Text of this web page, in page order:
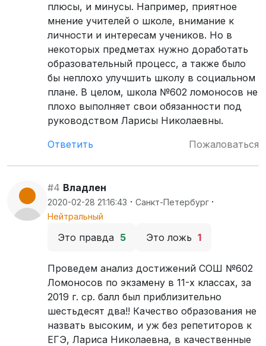
плюсы, и минусы. Например, приятное
мнение учителей о школе, внимание к
личности и интересам учеников. Но в
некоторых предметах нужно доработать
образовательный процесс, а также было
бы неплохо улучшить школу в социальном
плане. В целом, школа №602 ломоносов не
плохо выполняет свои обязанности под
руководством Ларисы Николаевны.
Ответить
Пожаловаться
#4 Владлен
2020-02-28 21:16:43 · Санкт-Петербург ·
Нейтральный
Это правда 5 Это ложь 1
Проведем анализ достижений СОШ №602
Ломоносов по экзамену в 11-х классах, за
2019 г. ср. балл был приблизительно
шестьдесят два!! Качество образования не
назвать высоким, и уж без репетиторов к
ЕГЭ, Лариса Николаевна, в качественные